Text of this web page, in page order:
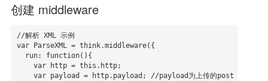
创建 middleware
//解析 XML 示例
var ParseXML = think.middleware({